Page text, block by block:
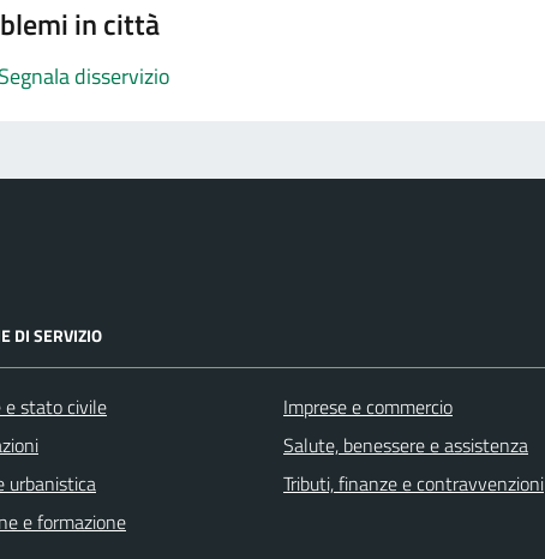
in città
Segnala disservizio
DI SERVIZIO
e stato civile
urbanistica
e formazione
Imprese e commercio
Salute, benessere e assistenza
Tributi, finanze e contravvenzioni